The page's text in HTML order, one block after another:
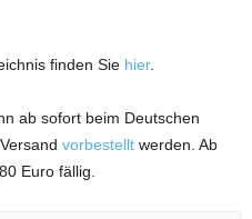
finden Sie hier.
ab sofort beim Deutschen
vorbestellt werden. Ab
Euro fällig.